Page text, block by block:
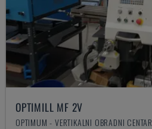
OPTIMILL MF 2V
OPTIMUM - VERTIKALNI OBRADNI CENTAR